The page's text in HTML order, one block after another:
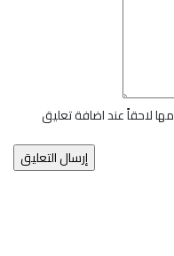
لاحقاً عند اضافة تعليق